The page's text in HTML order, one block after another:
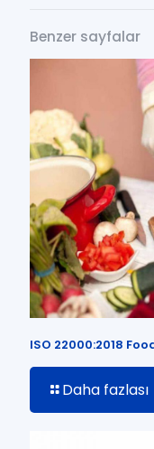
Benzer sayfalar
ISO 22000:2018
Daha fazlası